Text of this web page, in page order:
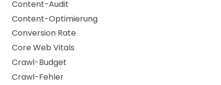
Content-Audit
Content-Optimierung
Conversion Rate
Core Web Vitals
Crawl-Budget
Crawl-Fehler